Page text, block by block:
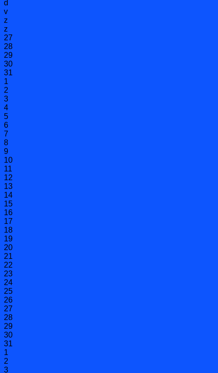
d
v
z
z
27
28
29
30
31
1
2
3
4
5
6
7
8
9
10
11
12
13
14
15
16
17
18
19
20
21
22
23
24
25
26
27
28
29
30
31
1
2
3